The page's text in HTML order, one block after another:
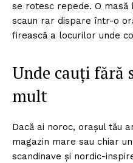
se rotesc repede. O masă
scaun rar dispare într-o
firească a locurilor unde
Unde cauți fără
mult
Dacă ai noroc, orașul tău
magazin mare sau chiar
scandinave și nordic-